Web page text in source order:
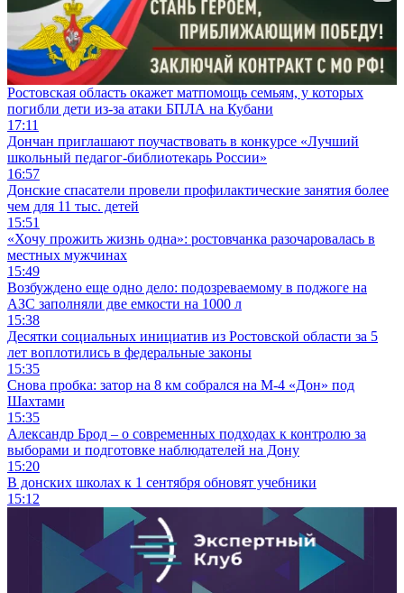
Ростовская область окажет матпомощь семьям, у которых
погибли дети из-за атаки БПЛА на Кубани
17:11
Дончан приглашают поучаствовать в конкурсе «Лучший
школьный педагог-библиотекарь России»
16:57
Донские спасатели провели профилактические занятия более
чем для 11 тыс. детей
15:51
«Хочу прожить жизнь одна»: ростовчанка разочаровалась в
местных мужчинах
15:49
Возбуждено еще одно дело: подозреваемому в поджоге на
АЗС заполняли две емкости на 1000 л
15:38
Десятки социальных инициатив из Ростовской области за 5
лет воплотились в федеральные законы
15:35
Снова пробка: затор на 8 км собрался на М-4 «Дон» под
Шахтами
15:35
Александр Брод – о современных подходах к контролю за
выборами и подготовке наблюдателей на Дону
15:20
В донских школах к 1 сентября обновят учебники
15:12